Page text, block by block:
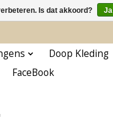
Doop Kleding
FaceBook
Is dat akkoord? Ja